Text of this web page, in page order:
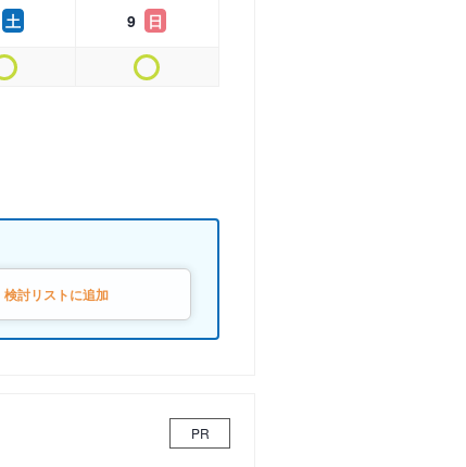
土 9 日
検討リストに追加
PR